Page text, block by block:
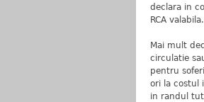
declara in
RCA valabila.
Mai mult
circulatie
pentru
ori la costul
in randul